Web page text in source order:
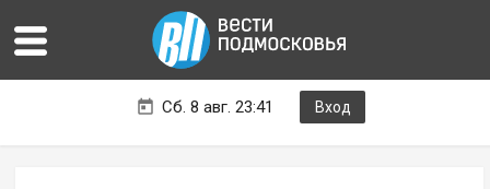
Сб. 8 авг. 23:41 Вход